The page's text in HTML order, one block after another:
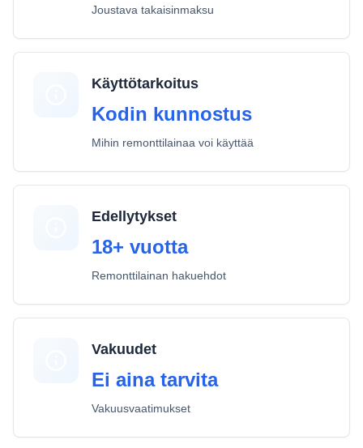
Joustava takaisinmaksu
Käyttötarkoitus
Kodin kunnostus
Mihin remonttilainaa voi käyttää
Edellytykset
18+ vuotta
Remonttilainan hakuehdot
Vakuudet
Ei aina tarvita
Vakuusvaatimukset